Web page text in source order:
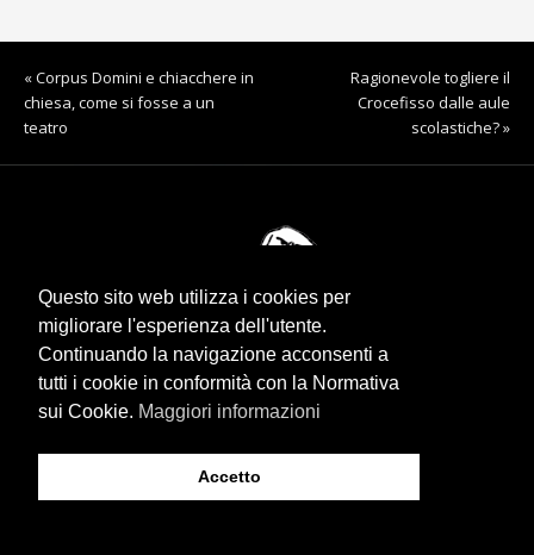
Ragionevole togliere il
Crocefisso dalle aule
scolastiche? »
« Corpus Domini e chiacchere in
chiesa, come si fosse a un
teatro
RENZO GUBERT
© 2026 Renzo Gubert. Tutti i diritti sono riservati.
info@renzogubert.com
Questo sito web utilizza i cookies per
migliorare l'esperienza dell'utente.
Continuando la navigazione acconsenti a
tutti i cookie in conformità con la Normativa
sui Cookie. Maggiori informazioni
Accetto